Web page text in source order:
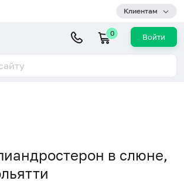
Клиентам
0 Войти
в слюне,